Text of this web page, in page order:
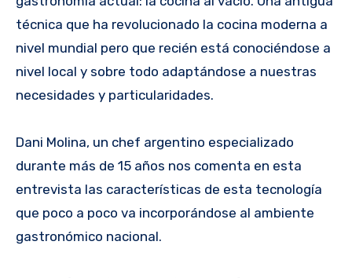
técnica que ha revolucionado la cocina moderna a
nivel mundial pero que recién está conociéndose a
nivel local y sobre todo adaptándose a nuestras
necesidades y particularidades.
Dani Molina, un chef argentino especializado
durante más de 15 años nos comenta en esta
entrevista las características de esta tecnología
que poco a poco va incorporándose al ambiente
gastronómico nacional.